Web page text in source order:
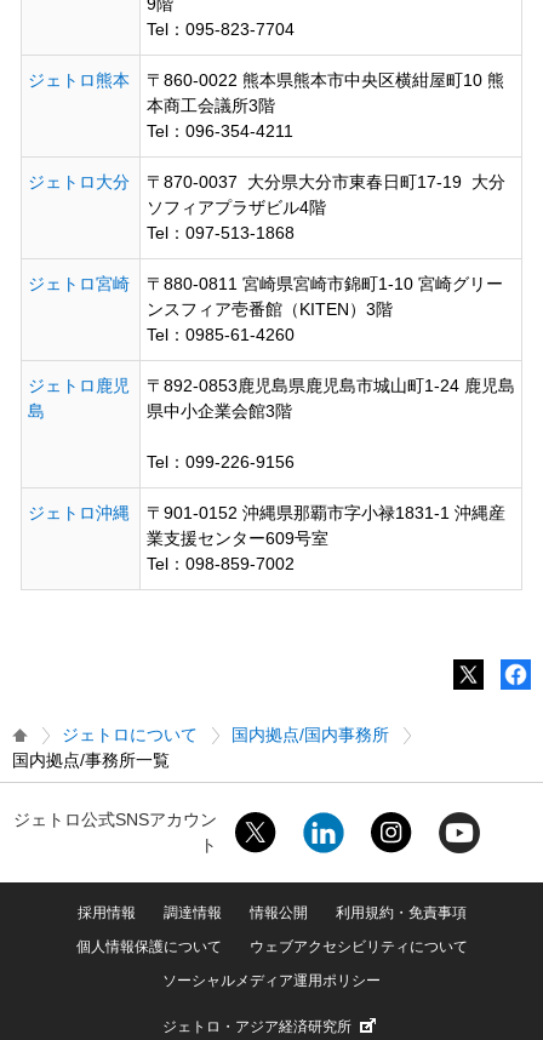
Tel：095-823-7704
ジェトロ熊本
〒860-0022 熊本県熊本市中央区横紺屋町10 熊
本商工会議所3階
Tel：096-354-4211
ジェトロ大分
〒870-0037 大分県大分市東春日町17-19 大分
ソフィアプラザビル4階
Tel：097-513-1868
ジェトロ宮崎
〒880-0811 宮崎県宮崎市錦町1-10 宮崎グリー
ンスフィア壱番館（KITEN）3階
Tel：0985-61-4260
ジェトロ鹿児
島
〒892-0853鹿児島県鹿児島市城山町1-24 鹿児島
県中小企業会館3階
Tel：099-226-9156
ジェトロ沖縄
〒901-0152 沖縄県那覇市字小禄1831-1 沖縄産
業支援センター609号室
Tel：098-859-7002
ジェトロについて
国内拠点/国内事務所
国内拠点/事務所一覧
ジェトロ公式SNSアカウン
ト
採用情報 調達情報 情報公開
利用規約・免責事項
個人情報保護について
ウェブアクセシビリティについて
ソーシャルメディア運用ポリシー
ジェトロ・アジア経済研究所